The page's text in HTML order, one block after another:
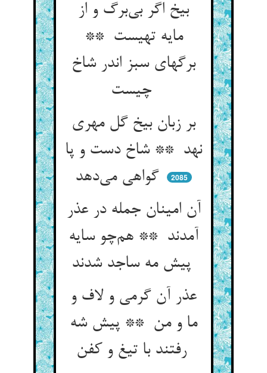
بیخ اگر بی‌برگ و از
مایه تهیست **
برگهای سبز اندر شاخ
بر زبان بیخ گل مهری
نهد ** شاخ دست و پا
گواهی می‌دهد
2085
آن امینان جمله در عذر
آمدند ** هم‌چو سایه
عذر آن گرمی و لاف و
ما و من ** پیش شه
رفتند با تیغ و کفن